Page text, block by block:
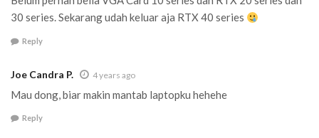
30 series. Sekarang udah keluar aja RTX 40 series
Reply
Joe Candra P. 4 years ago
Mau dong, biar makin mantab laptopku hehehe
Reply